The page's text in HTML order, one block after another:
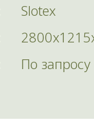
Slotex
По запросу